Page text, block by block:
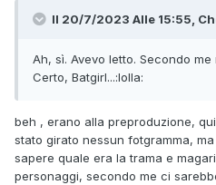
Il 20/7/2023 Alle 15:55,
Ah, sì. Avevo letto. Secondo
Certo, Batgirl...:lolla:
beh , erano alla preproduzione,
stato girato nessun fotgramma,
sapere quale era la trama e
personaggi, secondo me ci